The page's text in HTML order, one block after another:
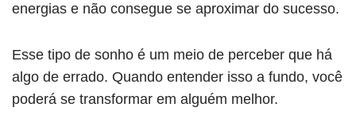
energias e não consegue se aproximar do sucesso.
Esse tipo de sonho é um meio de perceber que há
algo de errado. Quando entender isso a fundo, você
poderá se transformar em alguém melhor.